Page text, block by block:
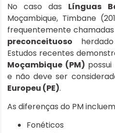
No caso das Línguas
Moçambique, Timbane
frequentemente chamadas
preconceituoso
Estudos recentes
Moçambique (PM)
e não deve ser
Europeu (PE).
As diferenças do PM
Fonéticos